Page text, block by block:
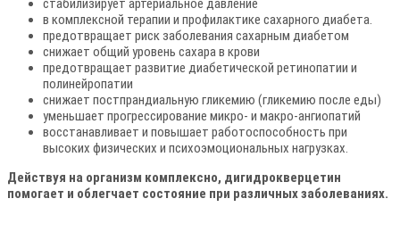
стабилизирует артериальное давление
в комплексной терапии и профилактике сахарного диабета.
предотвращает риск заболевания сахарным диабетом
снижает общий уровень сахара в крови
предотвращает развитие диабетической ретинопатии и
полинейропатии
снижает постпрандиальную гликемию (гликемию после еды)
уменьшает прогрессирование микро- и макро-ангиопатий
восстанавливает и повышает работоспособность при
высоких физических и психоэмоциональных нагрузках.
Действуя на организм комплексно, дигидрокверцетин
помогает и облегчает состояние при различных заболеваниях.